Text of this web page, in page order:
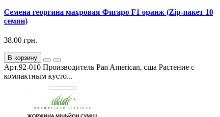
Семена георгина махровая Фигаро F1 оранж (Zip-пакет 10
семян)
38.00 грн.
В корзину
Арт.92-010 Производитель Pan American, сша Растение с
компактным кусто...